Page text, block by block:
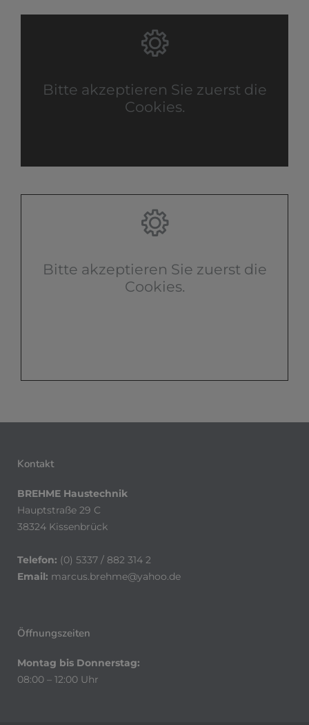
Bitte akzeptieren Sie zuerst die
Cookies.
Bitte akzeptieren Sie zuerst die
Cookies.
Kontakt
BREHME Haustechnik
Hauptstraße 29 C
38324 Kissenbrück
Telefon: (0) 5337 / 882 314 2
Email: marcus.brehme@yahoo.de
Öffnungszeiten
Montag bis Donnerstag:
08:00 – 12:00 Uhr